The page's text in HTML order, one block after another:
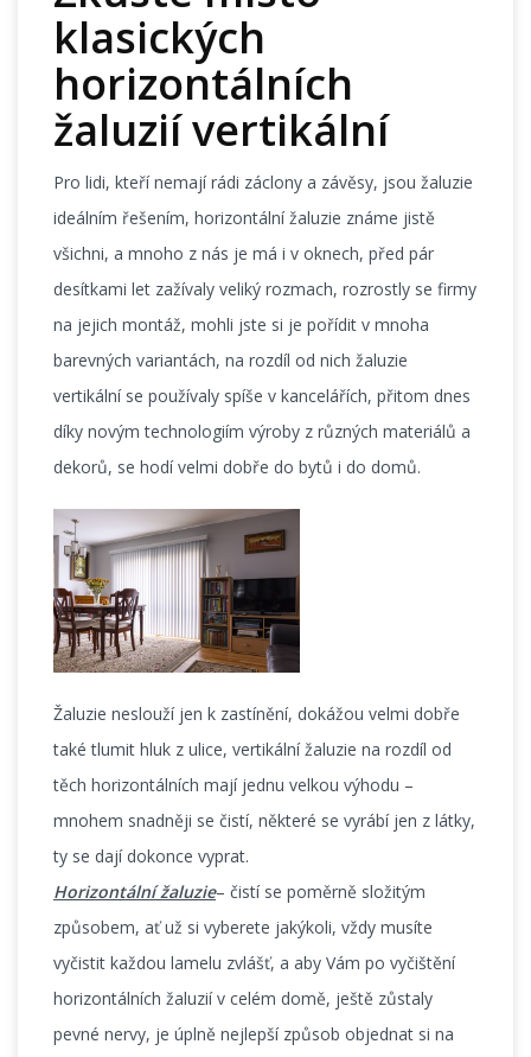
klasických
horizontálních
žaluzií vertikální
Pro lidi, kteří nemají rádi záclony a závěsy, jsou žaluzie
ideálním řešením, horizontální žaluzie známe jistě
všichni, a mnoho z nás je má i v oknech, před pár
desítkami let zažívaly veliký rozmach, rozrostly se firmy
na jejich montáž, mohli jste si je pořídit v mnoha
barevných variantách, na rozdíl od nich žaluzie
vertikální se používaly spíše v kancelářích, přitom dnes
díky novým technologiím výroby z různých materiálů a
dekorů, se hodí velmi dobře do bytů i do domů.
Žaluzie neslouží jen k zastínění, dokážou velmi dobře
také tlumit hluk z ulice, vertikální žaluzie na rozdíl od
těch horizontálních mají jednu velkou výhodu –
mnohem snadněji se čistí, některé se vyrábí jen z látky,
ty se dají dokonce vyprat.
Horizontální žaluzie– čistí se poměrně složitým
způsobem, ať už si vyberete jakýkoli, vždy musíte
vyčistit každou lamelu zvlášť, a aby Vám po vyčištění
horizontálních žaluzií v celém domě, ještě zůstaly
pevné nervy, je úplně nejlepší způsob objednat si na